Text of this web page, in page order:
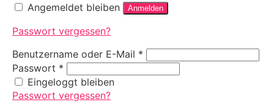
Angemeldet bleiben
Anmelden
Passwort vergessen?
Benutzername oder E-Mail *
Passwort *
Eingeloggt bleiben
Passwort vergessen?